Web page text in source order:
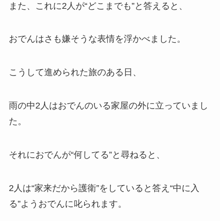
また、これに2人が“どこまでも”と答えると、
おでんはさも嫌そうな表情を浮かべました。
こうして進められた旅のある日、
雨の中2人はおでんのいる家屋の外に立っていまし
た。
それにおでんが“何してる”と尋ねると、
2人は“家来だから護衛”をしていると答え“中に入
る”ようおでんに叱られます。